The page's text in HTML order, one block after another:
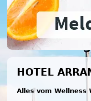
HOTEL
Alles vom Wellness